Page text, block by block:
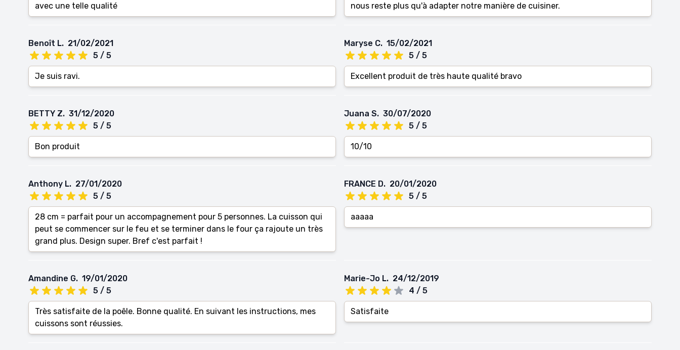
avec une telle qualité
nous reste plus qu'à adapter notre manière de cuisiner.
Benoît L. 21/02/2021
5 / 5
Je suis ravi.
Maryse C. 15/02/2021
5 / 5
Excellent produit de très haute qualité bravo
BETTY Z. 31/12/2020
5 / 5
Bon produit
Juana S. 30/07/2020
5 / 5
10/10
Anthony L. 27/01/2020
5 / 5
28 cm = parfait pour un accompagnement pour 5 personnes. La cuisson qui
peut se commencer sur le feu et se terminer dans le four ça rajoute un très
grand plus. Design super. Bref c'est parfait !
FRANCE D. 20/01/2020
5 / 5
aaaaa
Amandine G. 19/01/2020
5 / 5
Très satisfaite de la poêle. Bonne qualité. En suivant les instructions, mes
cuissons sont réussies.
Marie-Jo L. 24/12/2019
4 / 5
Satisfaite